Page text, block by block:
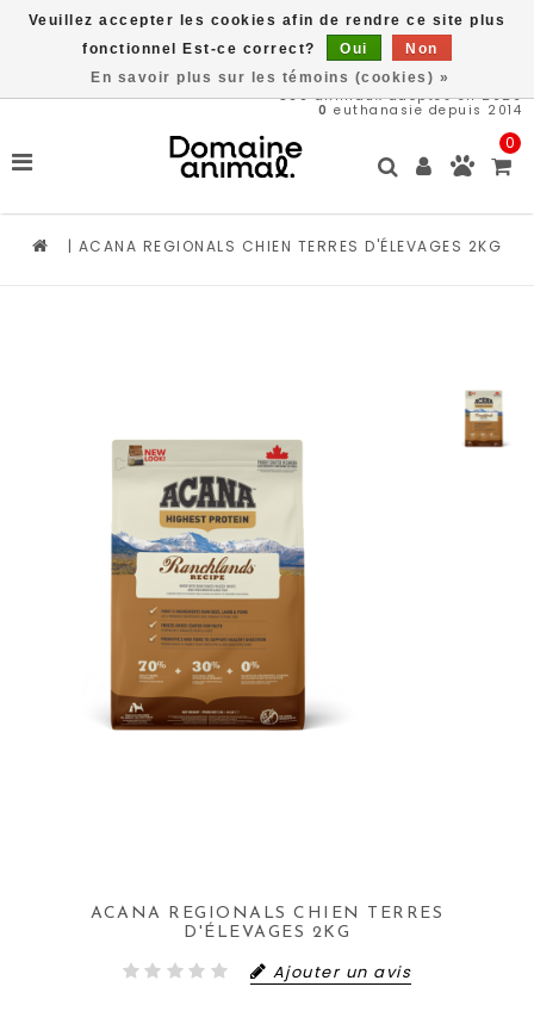
569animaux adoptés en 2026
0 euthanasie depuis 2014
0
| ACANA REGIONALS CHIEN TERRES D'ÉLEVAGES 2KG
ACANA REGIONALS CHIEN TERRES
D'ÉLEVAGES 2KG
Ajouter un avis
Veuillez accepter les cookies afin de rendre ce site plus
fonctionnel Est-ce correct?
Oui
Non
En savoir plus sur les témoins (cookies) »
Livraison gratuite à partir de 89$*